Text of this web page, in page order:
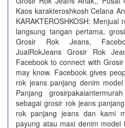
Kaos karakteroshkosh Celana
KARAKTEROSHKOSH:
langsung tangan pertama,
Grosir Rok Jeans,
JualRokJeans Grosir Rok
Facebook to connect with
may know. Facebook gives
rok jeans panjang denim
Panjang
sebagai grosir rok jeans
rok panjang jeans dan kami
payung atau maxi denim